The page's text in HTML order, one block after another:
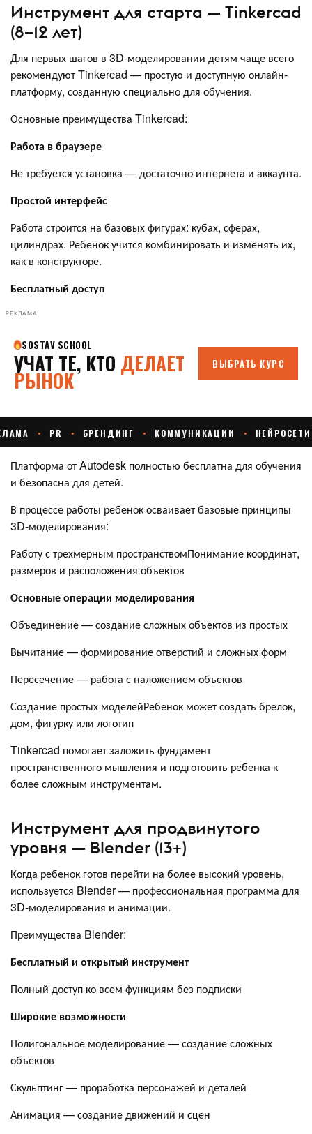
Инструмент для старта — Tinkercad
(8–12 лет)
Для первых шагов в 3D-моделировании детям чаще всего
рекомендуют Tinkercad — простую и доступную онлайн-
платформу, созданную специально для обучения.
Основные преимущества Tinkercad:
Работа в браузере
Не требуется установка — достаточно интернета и аккаунта.
Простой интерфейс
Работа строится на базовых фигурах: кубах, сферах,
цилиндрах. Ребенок учится комбинировать и изменять их,
как в конструкторе.
Бесплатный доступ
РЕКЛАМА
Платформа от Autodesk полностью бесплатна для обучения
и безопасна для детей.
В процессе работы ребенок осваивает базовые принципы
3D-моделирования:
Работу с трехмерным пространствомПонимание координат,
размеров и расположения объектов
Основные операции моделирования
Объединение — создание сложных объектов из простых
Вычитание — формирование отверстий и сложных форм
Пересечение — работа с наложением объектов
Создание простых моделейРебенок может создать брелок,
дом, фигурку или логотип
Tinkercad помогает заложить фундамент
пространственного мышления и подготовить ребенка к
более сложным инструментам.
Инструмент для продвинутого
уровня — Blender (13+)
Когда ребенок готов перейти на более высокий уровень,
используется Blender — профессиональная программа для
3D-моделирования и анимации.
Преимущества Blender:
Бесплатный и открытый инструмент
Полный доступ ко всем функциям без подписки
Широкие возможности
Полигональное моделирование — создание сложных
объектов
Скульптинг — проработка персонажей и деталей
Анимация — создание движений и сцен